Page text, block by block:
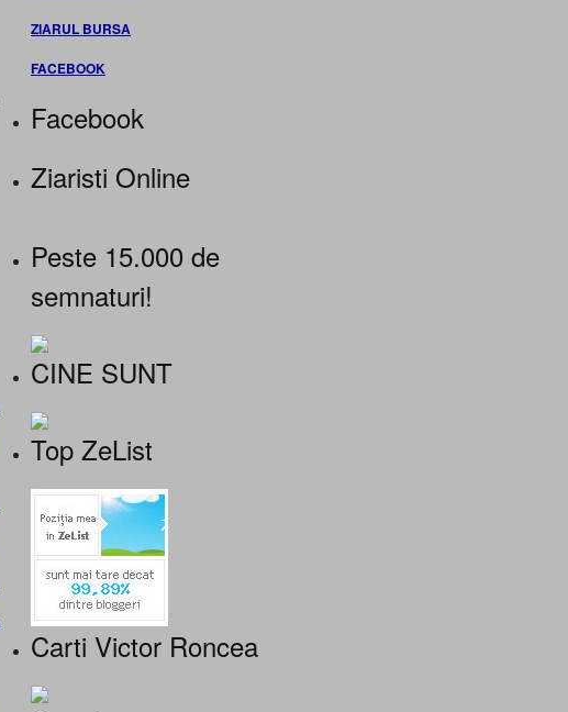
ZIARUL BURSA
FACEBOOK
Facebook
Ziaristi Online
Peste 15.000 de
semnaturi!
CINE SUNT
Top ZeList
Carti Victor Roncea